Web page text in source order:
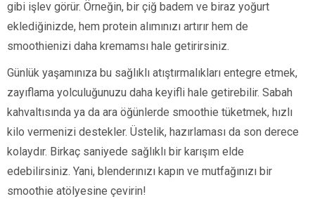
gibi işlev görür. Örneğin, bir çiğ badem ve biraz yoğurt
eklediğinizde, hem protein alımınızı artırır hem de
smoothienizi daha kremamsı hale getirirsiniz.
Günlük yaşamınıza bu sağlıklı atıştırmalıkları entegre etmek,
zayıflama yolculuğunuzu daha keyifli hale getirebilir. Sabah
kahvaltısında ya da ara öğünlerde smoothie tüketmek, hızlı
kilo vermenizi destekler. Üstelik, hazırlaması da son derece
kolaydır. Birkaç saniyede sağlıklı bir karışım elde
edebilirsiniz. Yani, blenderınızı kapın ve mutfağınızı bir
smoothie atölyesine çevirin!